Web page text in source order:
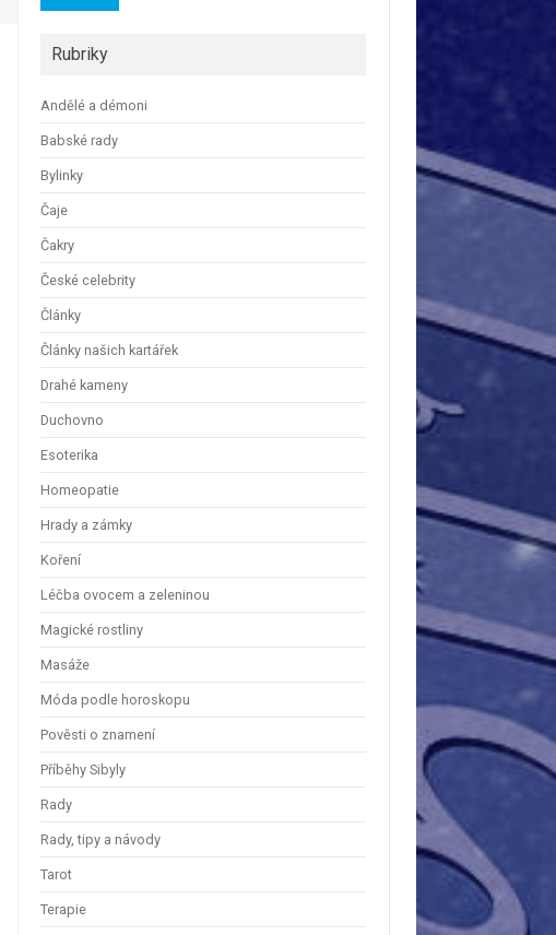
Rubriky
Andělé a démoni
Babské rady
Bylinky
Čaje
Čakry
České celebrity
Články
Články našich kartářek
Drahé kameny
Duchovno
Esoterika
Homeopatie
Hrady a zámky
Koření
Léčba ovocem a zeleninou
Magické rostliny
Masáže
Móda podle horoskopu
Pověsti o znamení
Příběhy Sibyly
Rady
Rady, tipy a návody
Tarot
Terapie